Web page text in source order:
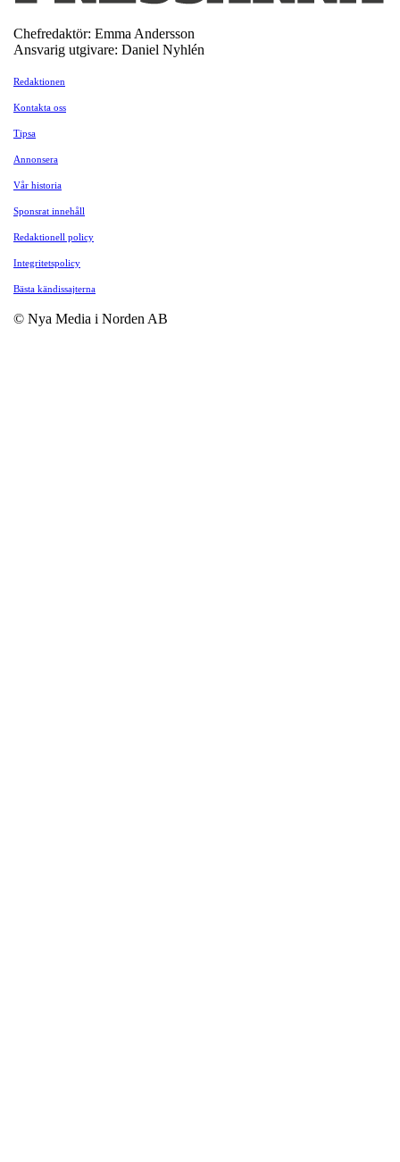
Chefredaktör: Emma Andersson
Ansvarig utgivare: Daniel Nyhlén
Redaktionen
Kontakta oss
Tipsa
Annonsera
Vår historia
Sponsrat innehåll
Redaktionell policy
Integritetspolicy
Bästa kändissajterna
© Nya Media i Norden AB